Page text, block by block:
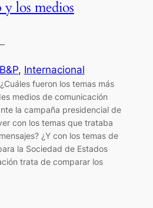
los medios
, Internacional
fueron los temas más
medios de comunicación
la campaña presidencial de
con los temas que trataba
¿Y con los temas de
la Sociedad de Estados
trata de comparar los